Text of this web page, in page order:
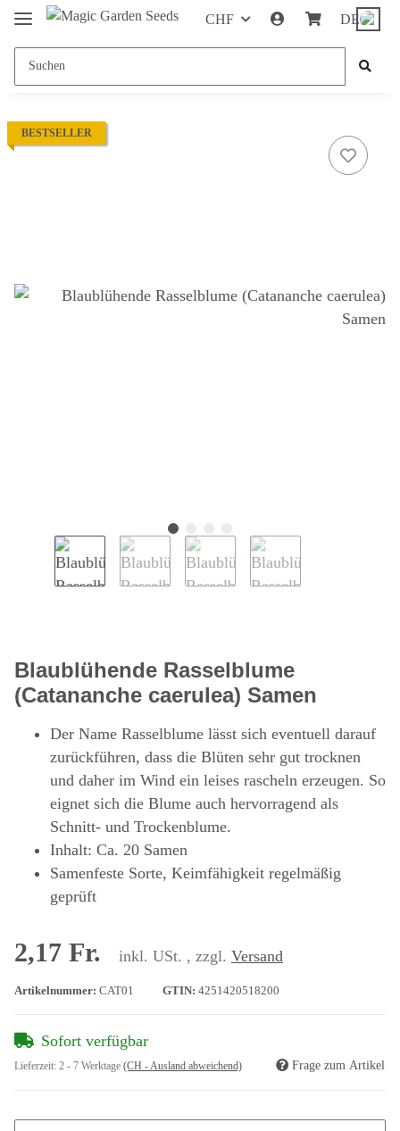
CHF DE
BESTSELLER
Blaublühende Rasselblume
(Catananche caerulea) Samen
Der Name Rasselblume lässt sich eventuell darauf
zurückführen, dass die Blüten sehr gut trocknen
und daher im Wind ein leises rascheln erzeugen. So
eignet sich die Blume auch hervorragend als
Schnitt- und Trockenblume.
Inhalt: Ca. 20 Samen
Samenfeste Sorte, Keimfähigkeit regelmäßig
geprüft
2,17 Fr. inkl. USt. , zzgl. Versand
Artikelnummer: CAT01 GTIN: 4251420518200
Sofort verfügbar
Lieferzeit: 2 - 7 Werktage (CH - Ausland abweichend) Frage zum Artikel